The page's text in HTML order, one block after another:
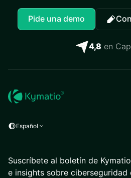
Pide una demo
4,8 en
Español
Suscríbete al boletín de
e insights sobre ciberseguridad